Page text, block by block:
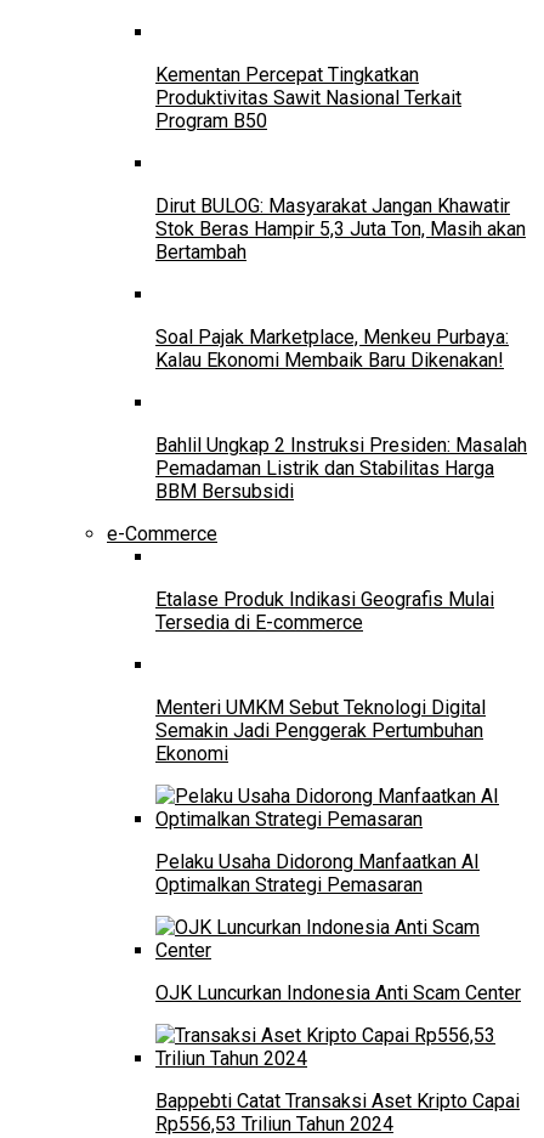
Kementan Percepat Tingkatkan
Produktivitas Sawit Nasional Terkait
Program B50
Dirut BULOG: Masyarakat Jangan Khawatir
Stok Beras Hampir 5,3 Juta Ton, Masih akan
Bertambah
Soal Pajak Marketplace, Menkeu Purbaya:
Kalau Ekonomi Membaik Baru Dikenakan!
Bahlil Ungkap 2 Instruksi Presiden: Masalah
Pemadaman Listrik dan Stabilitas Harga
BBM Bersubsidi
e-Commerce
Etalase Produk Indikasi Geografis Mulai
Tersedia di E-commerce
Menteri UMKM Sebut Teknologi Digital
Semakin Jadi Penggerak Pertumbuhan
Ekonomi
Pelaku Usaha Didorong Manfaatkan AI
Optimalkan Strategi Pemasaran
OJK Luncurkan Indonesia Anti Scam Center
Bappebti Catat Transaksi Aset Kripto Capai
Rp556,53 Triliun Tahun 2024